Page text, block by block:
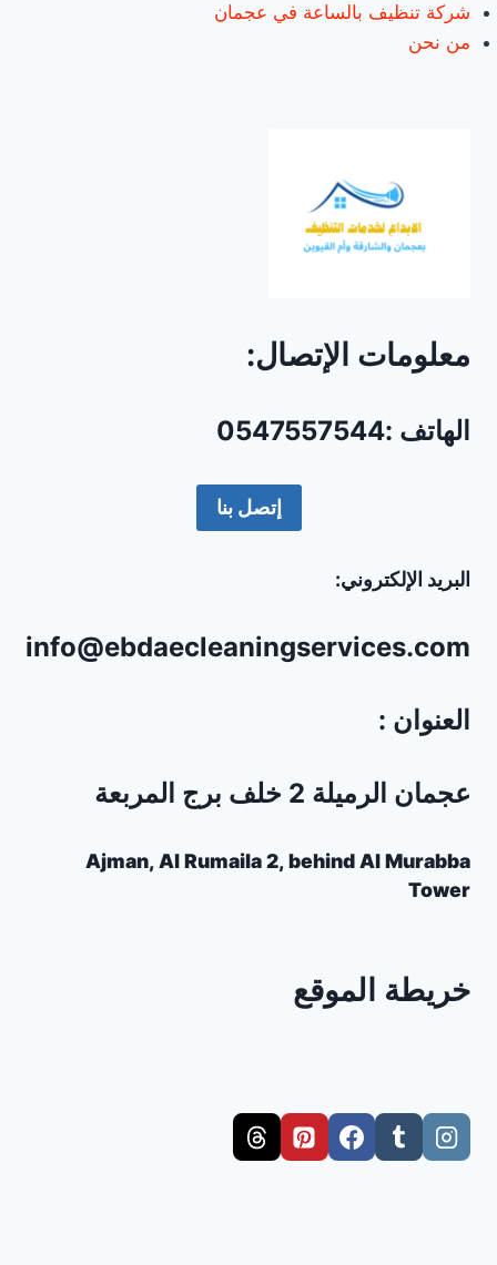
شركة تنظيف بالساعة في عجمان
من نحن
معلومات الإتصال:
الهاتف :0547557544
إتصل بنا
البريد الإلكتروني:
info@ebdaecleaningservices.com
العنوان :
عجمان الرميلة 2 خلف برج المربعة
Ajman, Al Rumaila 2, behind Al Murabba
Tower
خريطة الموقع